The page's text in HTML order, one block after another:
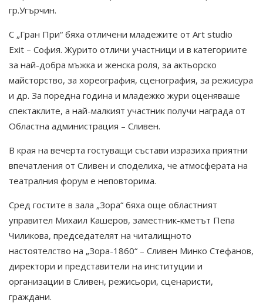
гр.Угърчин.
С „Гран При“ бяха отличени младежите от Аrt studio
Exit – София. Журито отличи участници и в категориите
за най-добра мъжка и женска роля, за актьорско
майсторство, за хореография, сценография, за режисура
и др. За поредна година и младежко жури оценяваше
спектаклите, а най-малкият участник получи награда от
Областна администрация – Сливен.
В края на вечерта гостуващи състави изразиха приятни
впечатления от Сливен и споделиха, че атмосферата на
театралния форум е неповторима.
Сред гостите в зала „Зора“ бяха още областният
управител Михаил Кашеров, заместник-кметът Пепа
Чиликова, председателят на читалищното
настоятелство на „Зора-1860“ – Сливен Минко Стефанов,
директори и представители на институции и
организации в Сливен, режисьори, сценаристи,
граждани.